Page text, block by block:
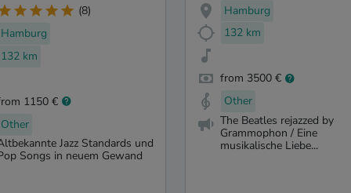
(8)
Hamburg
132 km
1150 €
Other
Jazz Standards und
Songs in neuem Gewand
Hamburg
132 km
from 3500 €
Other
The Beatles rejazzed by
Grammophon / Eine
musikalische Liebe...